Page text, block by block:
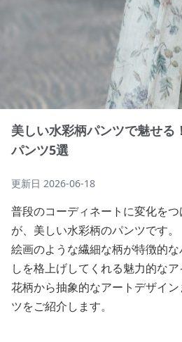
美しい水彩柄パンツで魅せる
パンツ5選
更新日 2026-06-18
普段のコーディネートに変化を
が、美しい水彩柄のパンツです。
絵画のような繊細な柄が特徴的
しを格上げしてくれる魅力的なア
花柄から抽象的なアートデザイ
ツをご紹介します。